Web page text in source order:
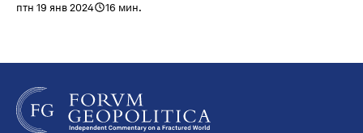
птн 19 янв 2024 16 мин.